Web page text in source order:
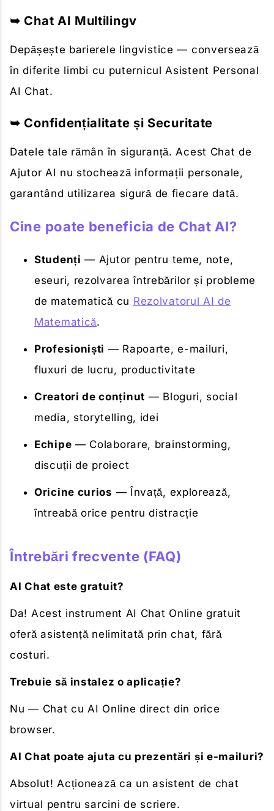
➥ Chat AI Multilingv
Depășește barierele lingvistice — conversează
în diferite limbi cu puternicul Asistent Personal
AI Chat.
➥ Confidențialitate și Securitate
Datele tale rămân în siguranță. Acest Chat de
Ajutor AI nu stochează informații personale,
garantând utilizarea sigură de fiecare dată.
Cine poate beneficia de Chat AI?
Studenți — Ajutor pentru teme, note,
eseuri, rezolvarea întrebărilor și probleme
de matematică cu Rezolvatorul AI de
Matematică.
Profesioniști — Rapoarte, e-mailuri,
fluxuri de lucru, productivitate
Creatori de conținut — Bloguri, social
media, storytelling, idei
Echipe — Colaborare, brainstorming,
discuții de proiect
Oricine curios — Învață, explorează,
întreabă orice pentru distracție
Întrebări frecvente (FAQ)
AI Chat este gratuit?
Da! Acest instrument AI Chat Online gratuit
oferă asistență nelimitată prin chat, fără
costuri.
Trebuie să instalez o aplicație?
Nu — Chat cu AI Online direct din orice
browser.
AI Chat poate ajuta cu prezentări și e-mailuri?
Absolut! Acționează ca un asistent de chat
virtual pentru sarcini de scriere.